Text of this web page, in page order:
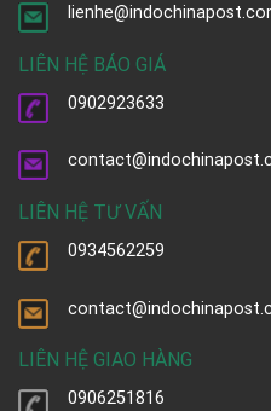
LIÊN HỆ BÁO GIÁ
0902923633
LIÊN HỆ TƯ VẤN
0934562259
LIÊN HỆ GIAO HÀNG
0906251816